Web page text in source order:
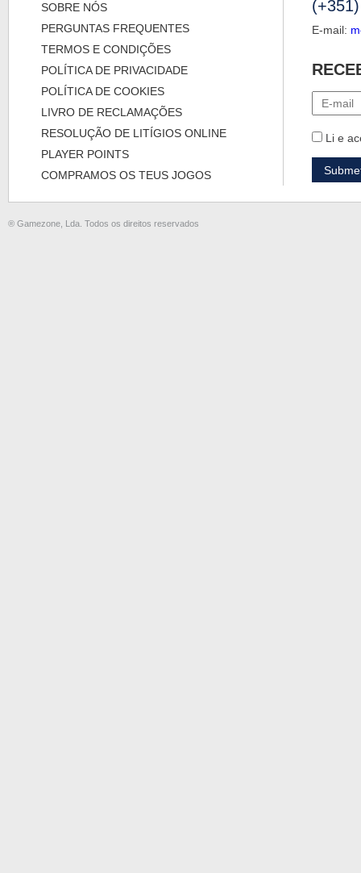
SOBRE NÓS
PERGUNTAS FREQUENTES
TERMOS E CONDIÇÕES
POLÍTICA DE PRIVACIDADE
POLÍTICA DE COOKIES
LIVRO DE RECLAMAÇÕES
RESOLUÇÃO DE LITÍGIOS ONLINE
PLAYER POINTS
COMPRAMOS OS TEUS JOGOS
E-mail:
Li e
® Gamezone, Lda. Todos os direitos reservados